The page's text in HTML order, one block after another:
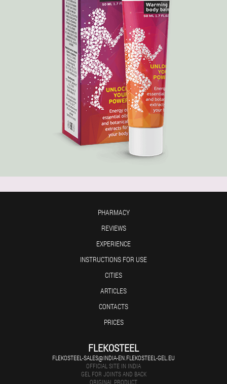
PHARMACY
REVIEWS
EXPERIENCE
INSTRUCTIONS FOR USE
CITIES
ARTICLES
CONTACTS
PRICES
FLEKOSTEEL
FLEKOSTEEL-SALES@INDIA-EN.FLEKOSTEEL-GEL.EU
OFFICIAL SITE IN INDIA
GEL FOR JOINTS AND BACK
ORIGINAL PRODUCT